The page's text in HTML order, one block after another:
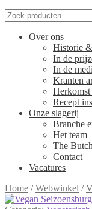
Over ons
Historie
In de
In de
Kranten
Herkomst
Recept
Onze slagerij
Branche
Het team
The
Contact
Vacatures
Home /Webwinkel /